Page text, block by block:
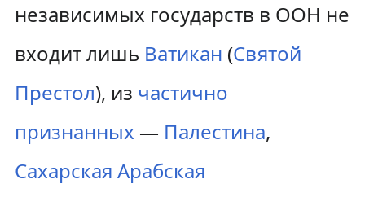
независимых государств в ООН не
входит лишь Ватикан (Святой
Престол), из частично
признанных — Палестина,
Сахарская Арабская